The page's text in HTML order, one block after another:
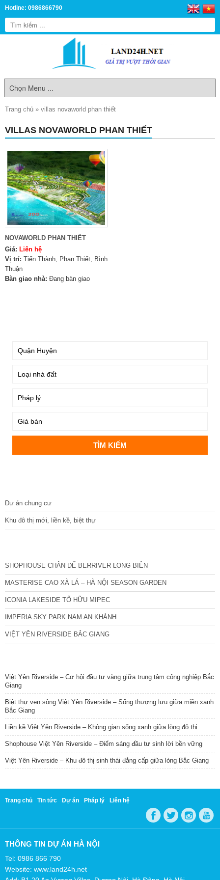
Hotline: 0986866790
Trang chủ » villas novaworld phan thiết
VILLAS NOVAWORLD PHAN THIẾT
NOVAWORLD PHAN THIẾT
Giá: Liên hệ
Vị trí: Tiến Thành, Phan Thiết, Bình
Thuận
Bàn giao nhà: Đang bàn giao
Dự án chung cư
Khu đô thị mới, liền kề, biệt thự
SHOPHOUSE CHÂN ĐẾ BERRIVER LONG BIÊN
MASTERISE CAO XÀ LÁ – HÀ NỘI SEASON GARDEN
ICONIA LAKESIDE TỐ HỮU MIPEC
IMPERIA SKY PARK NAM AN KHÁNH
VIỆT YÊN RIVERSIDE BẮC GIANG
Việt Yên Riverside – Cơ hội đầu tư vàng giữa trung tâm công nghiệp Bắc
Giang
Biệt thự ven sông Việt Yên Riverside – Sống thượng lưu giữa miền xanh
Bắc Giang
Liền kề Việt Yên Riverside – Không gian sống xanh giữa lòng đô thị
Shophouse Việt Yên Riverside – Điểm sáng đầu tư sinh lời bền vững
Việt Yên Riverside – Khu đô thị sinh thái đẳng cấp giữa lòng Bắc Giang
Trang chủ Tin tức Dự án Pháp lý Liên hệ
THÔNG TIN DỰ ÁN HÀ NỘI
Tel: 0986 866 790
Website: www.land24h.net